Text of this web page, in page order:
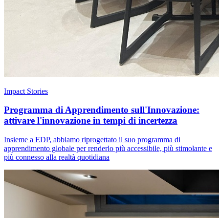
Impact Stories
Programma di Apprendimento sull'Innovazione:
attivare l'innovazione in tempi di incertezza
Insieme a EDP, abbiamo riprogettato il suo programma di
apprendimento globale per renderlo più accessibile, più stimolante e
più connesso alla realtà quotidiana